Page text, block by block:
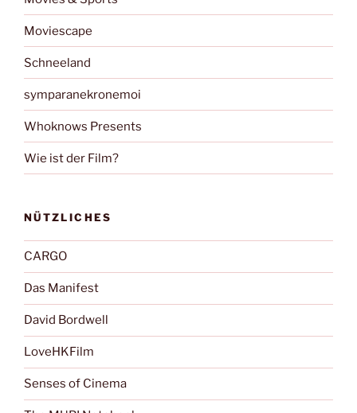
Moviescape
Schneeland
symparanekronemoi
Whoknows Presents
Wie ist der Film?
NÜTZLICHES
CARGO
Das Manifest
David Bordwell
LoveHKFilm
Senses of Cinema